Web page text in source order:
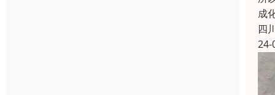
成
四
24-